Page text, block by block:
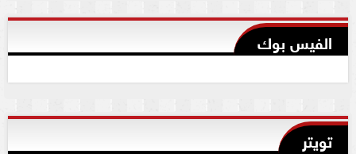
الفيس بوك
تويتر